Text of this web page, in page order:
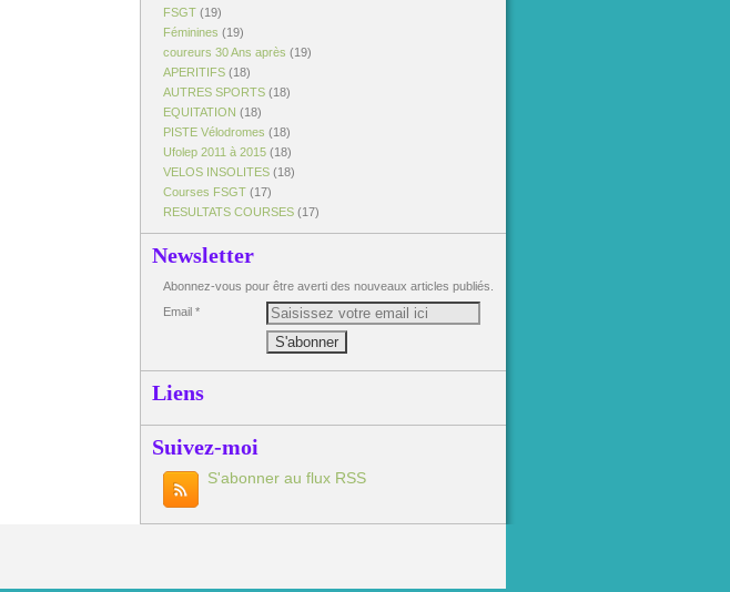
FSGT (19)
Féminines (19)
coureurs 30 Ans après (19)
APERITIFS (18)
AUTRES SPORTS (18)
EQUITATION (18)
PISTE Vélodromes (18)
Ufolep 2011 à 2015 (18)
VELOS INSOLITES (18)
Courses FSGT (17)
RESULTATS COURSES (17)
Newsletter
Abonnez-vous pour être averti des nouveaux articles publiés.
Email
Liens
Suivez-moi
S'abonner au flux RSS